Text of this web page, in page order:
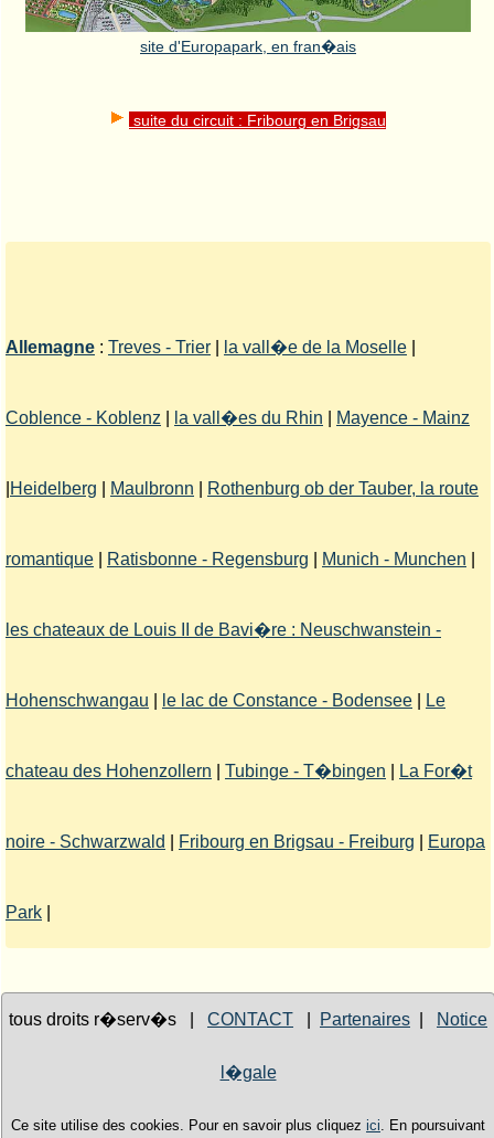
site d'Europapark, en fran�ais
suite du circuit : Fribourg en Brigsau
Allemagne : Treves - Trier la vall�e de la Moselle
Coblence - Koblenz la vall�es du Rhin Mayence - Mainz
Heidelberg Maulbronn Rothenburg ob der Tauber, la route
romantique Ratisbonne - Regensburg Munich - Munchen
les chateaux de Louis II de Bavi�re : Neuschwanstein -
Hohenschwangau le lac de Constance - Bodensee Le
chateau des Hohenzollern Tubinge - T�bingen La For�t
noire - Schwarzwald Fribourg en Brigsau - Freiburg Europa
Park
tous droits r�serv�s | CONTACT Partenaires Notice
l�gale
Ce site utilise des cookies. Pour en savoir plus cliquez ici . En poursuivant